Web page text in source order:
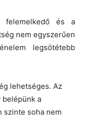
felemelkedő és a
nem egyszerűen
legsötétebb
lehetséges. Az
belépünk a
szinte soha nem